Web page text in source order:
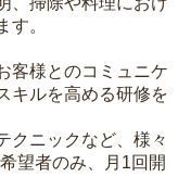
す。
客様とのコミュニケ
キルを高める研修を
クニックなど、様々
望者のみ、月1回開